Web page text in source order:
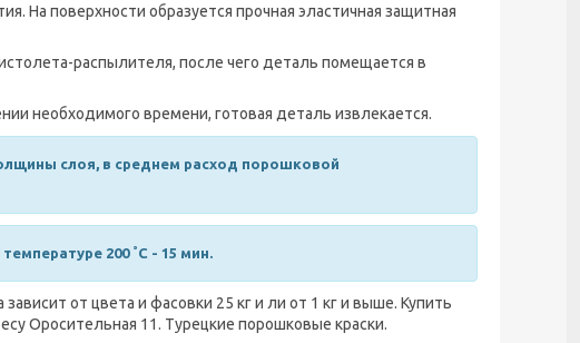
На поверхности образуется прочная эластичная защитная
распылителя, после чего деталь помещается в
необходимого времени, готовая деталь извлекается.
слоя, в среднем расход порошковой
200 ˚C - 15 мин.
от цвета и фасовки 25 кг и ли от 1 кг и выше. Купить
Оросительная 11. Турецкие порошковые краски.